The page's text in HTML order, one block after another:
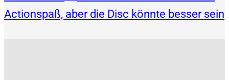
Actionspaß, aber die Disc könnte besser sein